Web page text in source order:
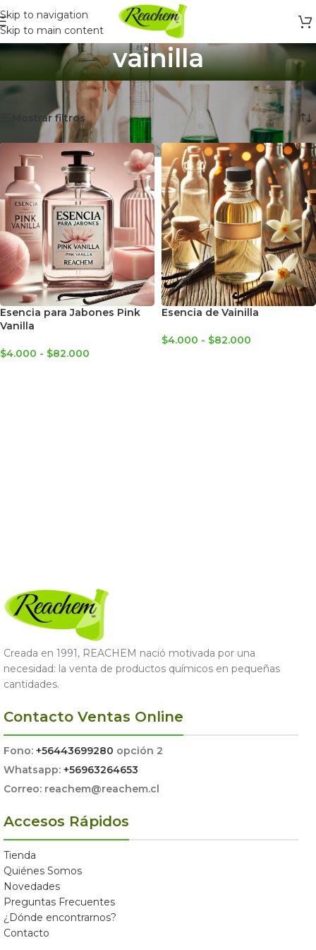
Skip to navigation
Skip to main content
vainilla
Inicio Productos etiquetados “vainilla” Mostrando 2 resultados
Mostrar filtros
Esencia para Jabones Pink
Vanilla
$4.000 - $82.000
Esencia de Vainilla
$4.000 - $82.000
Creada en 1991, REACHEM nació motivada por una
necesidad: la venta de productos químicos en pequeñas
cantidades.
Contacto Ventas Online
Fono: +56443699280 opción 2
Whatsapp: +56963264653
Correo: reachem@reachem.cl
Accesos Rápidos
Tienda
Quiénes Somos
Novedades
Preguntas Frecuentes
¿Dónde encontrarnos?
Contacto